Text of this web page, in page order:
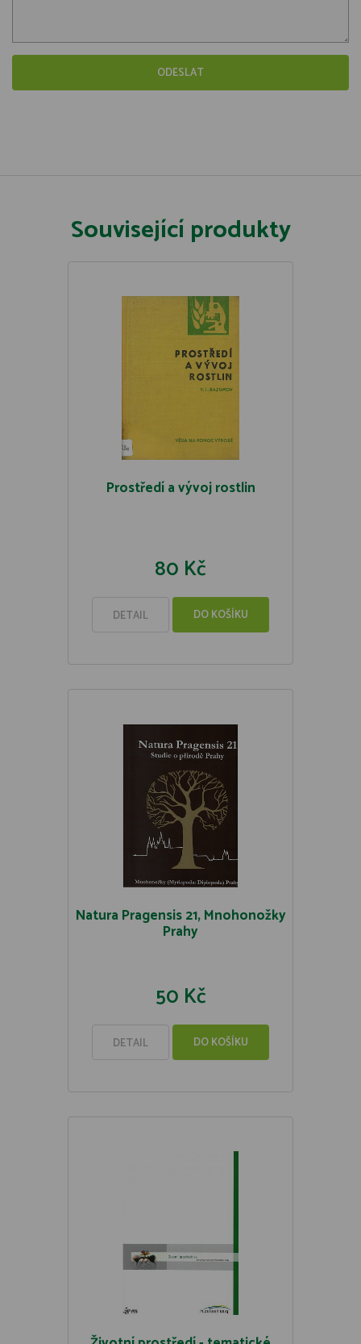
Související produkty
Prostředí a vývoj rostlin
80 Kč
DETAIL DO KOŠÍKU
Natura Pragensis 21, Mnohonožky
Prahy
50 Kč
DETAIL DO KOŠÍKU